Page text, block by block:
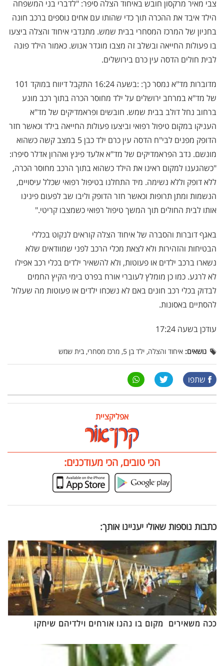
צבי מאיר מרקסון חובש באיחוד הצלה סיפר: "לדברי בני המשפחה
הילד איבד את ההכרה תוך כדי שהותו עם אחים נוספים ברכב חונה
בחניון של המרכז המסחרי בבית שמש. מתנדבי איחוד והצלה ביצעו
בו פעולות החייאה ובשלב זה מצבו מוגדר אנוש. כאמור הילד פונה
לבית חולים הדסה עין כרם בירושלים.
מדוברות מד"א נמסר כך: :בשעה 16:24 התקבל דיווח במוקד 101
של מד"א במרחב ירושלים על ילד מחוסר הכרה בתוך רכב מונע
ברחוב נחל דולב בבית שמש. חובשים ופראמדיקים של מד"א
העניקו במקום טיפול רפואי וביצעו פעולות החייאה בילד וכאשר חזר
הדופק מפנים לבי"ח הדסה עין כרם ילד כבן 5 במצב קשה כשהוא
מונשם. נדב הפראמדיקים של מד"א אלעד פינץ ואהרון אדלר סיפרו:
"כשהגענו למקום ראינו את הילד כשהוא בתוך הרכב מחוסר הכרה,
ללא דופק וללא נשימה. מיד התחלנו בטיפול רפואי שכלל עיסויים,
הנשמות ומתן תרופות וכאשר חזר הדופק וליבו שב לפעום פינינו
אותו לבית החולים תוך המשך טיפול רפואי כשמצבו קריטי."
באגף דוברות והסברה של איחוד הצלה קוראים לנקוט בכללי
הבטיחות והזהירות ולא לצאת מכלי הרכב לפני שמוודאים שלא
נשארו ברכב ילדים או פעוטות, ולא להשאיר ילדים בכלי רכב אפילו
לא לרגע. כמו כן מומלץ לעוברי אורח בפרט בימי הקיץ החמים
לבדוק בכלי רכב חונים באם לא נשכחו ילדים או פעוטות מה שעלול
להסתיים באסונות.
עודכן בשעה 17:24
נושאים: איחוד והצלה, ילד בן 5, מרכז מסחרי, בית שמש
שתפו
אפליקציית
הכי טובים, הכי מעודכנים:
כתבות נוספות שאולי יעניינו אותך:
ככה משאירים מקום בו נהנו אורחים וילדיהם שיחקו